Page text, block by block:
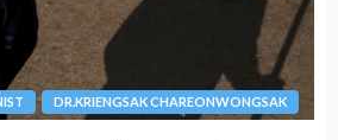
DR.KRIENGSAK CHAREONWONGSAK